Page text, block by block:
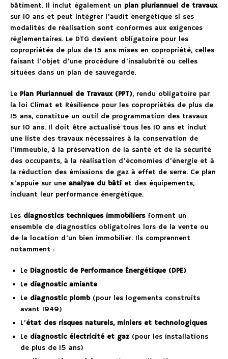
bâtiment. Il inclut également un plan pluriannuel de travaux
sur 10 ans et peut intégrer l’audit énergétique si ses
modalités de réalisation sont conformes aux exigences
réglementaires. Le DTG devient obligatoire pour les
copropriétés de plus de 15 ans mises en copropriété, celles
faisant l’objet d’une procédure d’insalubrité ou celles
situées dans un plan de sauvegarde.
Le Plan Pluriannuel de Travaux (PPT), rendu obligatoire par
la loi Climat et Résilience pour les copropriétés de plus de
15 ans, constitue un outil de programmation des travaux
sur 10 ans. Il doit être actualisé tous les 10 ans et inclut
une liste des travaux nécessaires à la conservation de
l’immeuble, à la préservation de la santé et de la sécurité
des occupants, à la réalisation d’économies d’énergie et à
la réduction des émissions de gaz à effet de serre. Ce plan
s’appuie sur une analyse du bâti et des équipements,
incluant leur performance énergétique.
Les diagnostics techniques immobiliersforment un
ensemble de diagnostics obligatoires lors de la vente ou
de la location d’un bien immobilier. Ils comprennent
notamment :
Le Diagnostic de Performance Énergétique (DPE)
Le diagnostic amiante
Le diagnostic plomb(pour les logements construits
avant 1949)
L’état des risques naturels, miniers et technologiques
Le diagnostic électricité et gaz(pour les installations
de plus de 15 ans)